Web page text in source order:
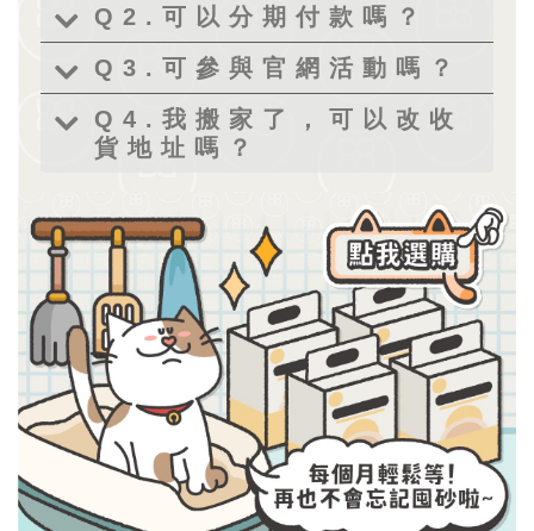
Q2.可以分期付款嗎？
Q3.可參與官網活動嗎？
Q4.我搬家了，可以改收
貨地址嗎？